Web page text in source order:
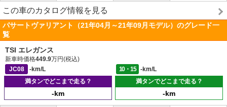
この車のカタログ情報を見る
パサートヴァリアント（21年04月～21年09月モデル）のグレード一
覧
TSI エレガンス
新車時価格449.9万円(税込)
JC08
-km/L 10・15
-km/L
満タンでどこまで走る？
-km
満タンでどこまで走る？
-km